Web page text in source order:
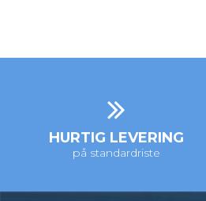
HURTIG LEVERING
på standardriste